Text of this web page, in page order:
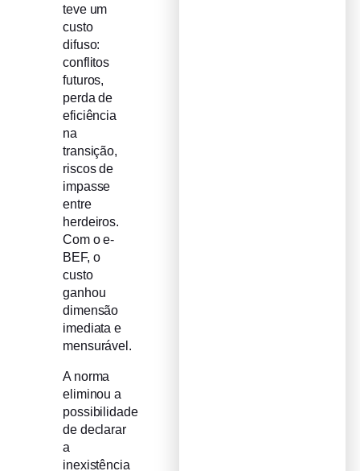
teve um
custo
difuso:
conflitos
futuros,
perda de
eficiência
na
transição,
riscos de
impasse
entre
herdeiros.
Com o e-
BEF, o
custo
ganhou
dimensão
imediata e
mensurável.
A norma
eliminou a
possibilidade
de declarar
a
inexistência